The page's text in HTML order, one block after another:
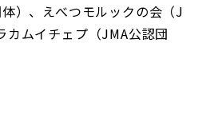
）、えべつモルックの会（J
カムイチェプ（JMA公認団